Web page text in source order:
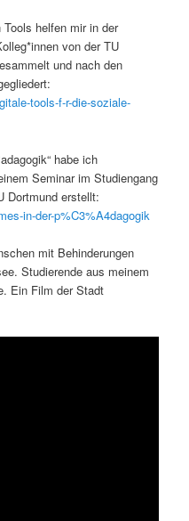
helfen mir in der
von der TU
und nach den
tools-f-r-die-soziale-
habe ich
Seminar im Studiengang
Dortmund erstellt:
in-der-p%C3%A4dagogik
mit Behinderungen
Studierende aus meinem
Ein Film der Stadt